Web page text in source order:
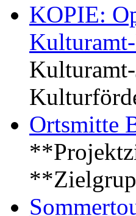
KOPIE:
Ortsmitte